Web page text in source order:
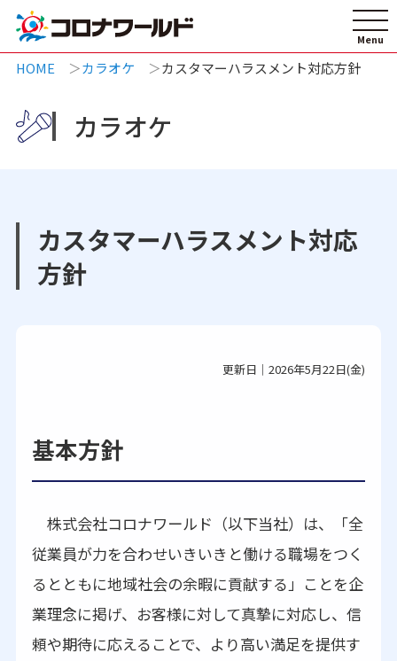
HOME カラオケ カスタマーハラスメント対応方針
カラオケ
カスタマーハラスメント対応
方針
更新日｜2026年5月22日(金)
基本方針
株式会社コロナワールド（以下当社）は、「全
従業員が力を合わせいきいきと働ける職場をつく
るとともに地域社会の余暇に貢献する」ことを企
業理念に掲げ、お客様に対して真摯に対応し、信
頼や期待に応えることで、より高い満足を提供す